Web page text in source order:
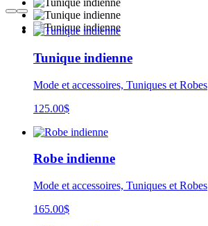
Tunique indienne
Mode et accessoires, Tuniques et Robes
125.00$
Robe indienne
Mode et accessoires, Tuniques et Robes
165.00$